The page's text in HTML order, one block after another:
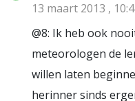
13 maart 2013 ,
@8: Ik heb ook
meteorologen de
willen laten
herinner sinds